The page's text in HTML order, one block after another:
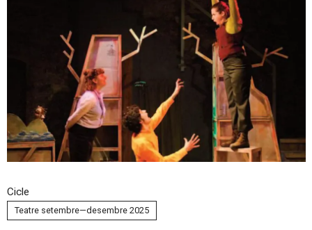
Cicle
Teatre setembre—desembre 2025